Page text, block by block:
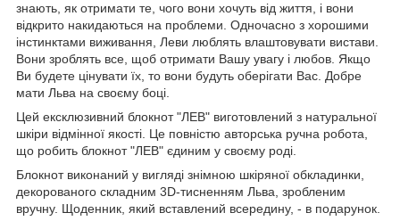
знають, як отримати те, чого вони хочуть від життя, і вони
відкрито накидаються на проблеми. Одночасно з хорошими
інстинктами виживання, Леви люблять влаштовувати вистави.
Вони зроблять все, щоб отримати Вашу увагу і любов. Якщо
Ви будете цінувати їх, то вони будуть оберігати Вас. Добре
мати Льва на своєму боці.
Цей ексклюзивний блокнот "ЛЕВ" виготовлений з натуральної
шкіри відмінної якості. Це повністю авторська ручна робота,
що робить блокнот "ЛЕВ" єдиним у своєму роді.
Блокнот виконаний у вигляді знімною шкіряної обкладинки,
декорованого складним 3D-тисненням Льва, зробленим
вручну. Щоденник, який вставлений всередину, - в подарунок.